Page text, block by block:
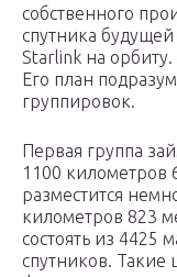
собственного
спутника
Starlink на орбиту.
Его план
группировок.
Первая группа
1100 километров
разместится
километров 823
состоять из 4425
спутников. Такие